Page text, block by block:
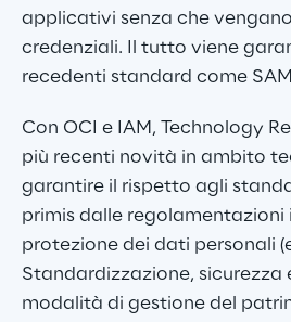
applicativi senza che
credenziali. Il tutto viene
recedenti standard come
Con OCI e IAM, Technology
più recenti novità in ambito
garantire il rispetto agli
primis dalle regolamentazioni
protezione dei dati personali
Standardizzazione, sicurezza
modalità di gestione del